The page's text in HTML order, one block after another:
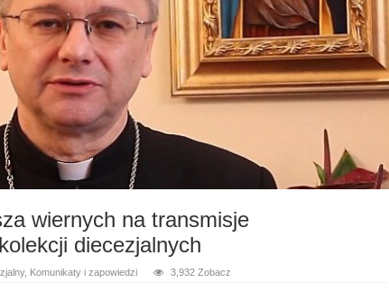
wiernych na transmisje
diecezjalnych
, Komunikaty i zapowiedzi 3,932 Zobacz